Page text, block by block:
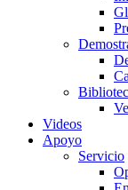
Videos
Apoyo
Servicio